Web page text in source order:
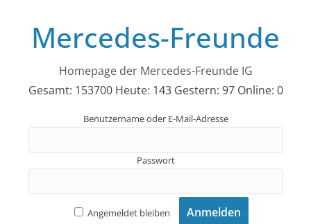
springenMercedes-Freunde
Homepage der Mercedes-Freunde IG
Gesamt: 153700 Heute: 143 Gestern: 97 Online: 0
Benutzername oder E-Mail-Adresse
Passwort
Angemeldet bleiben